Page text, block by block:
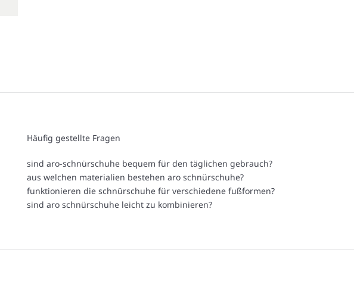
Häufig gestellte Fragen
sind aro-schnürschuhe bequem für den täglichen gebrauch?
aus welchen materialien bestehen aro schnürschuhe?
funktionieren die schnürschuhe für verschiedene fußformen?
sind aro schnürschuhe leicht zu kombinieren?